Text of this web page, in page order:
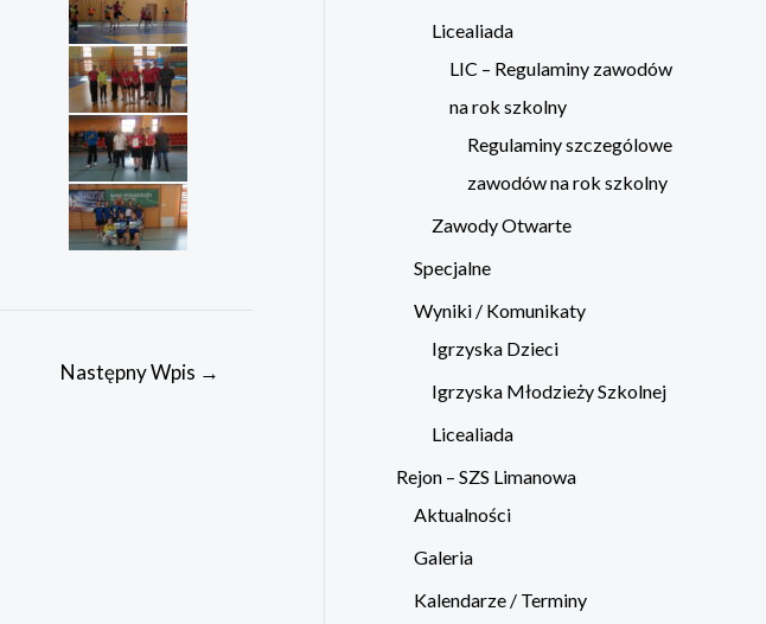
Następny Wpis →
Licealiada
LIC – Regulaminy zawodów
na rok szkolny
Regulaminy szczególowe
zawodów na rok szkolny
Zawody Otwarte
Specjalne
Wyniki / Komunikaty
Igrzyska Dzieci
Igrzyska Młodzieży Szkolnej
Licealiada
Rejon – SZS Limanowa
Aktualności
Galeria
Kalendarze / Terminy